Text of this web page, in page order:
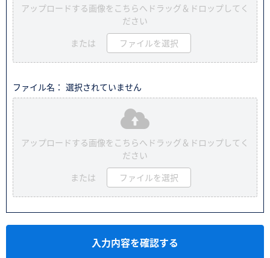
アップロードする画像をこちらへドラッグ＆ドロップしてく
ださい
または ファイルを選択
ファイル名： 選択されていません
アップロードする画像をこちらへドラッグ＆ドロップしてく
ださい
または ファイルを選択
入力内容を確認する